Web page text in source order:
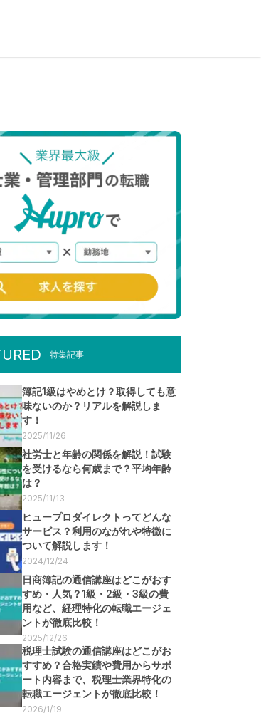
特集記事
簿記1級はやめとけ？取得しても意
味ないのか？リアルを解説しま
す！
2025/11/26
社労士と年齢の関係を解説！試験
を受けるなら何歳まで？平均年齢
は？
2025/11/13
ヒュープロダイレクトってどんな
サービス？利用のながれや特徴に
ついて解説します！
2024/12/24
日商簿記の通信講座はどこがおす
すめ・人気？1級・2級・3級の費
用など、経理特化の転職エージェ
ントが徹底比較！
2025/12/26
税理士試験の通信講座はどこがお
すすめ？合格実績や費用からサポ
ート内容まで、税理士業界特化の
転職エージェントが徹底比較！
2026/1/19